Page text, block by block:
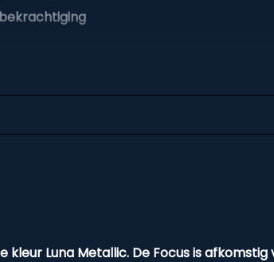
Luna Metallic. De Focus is